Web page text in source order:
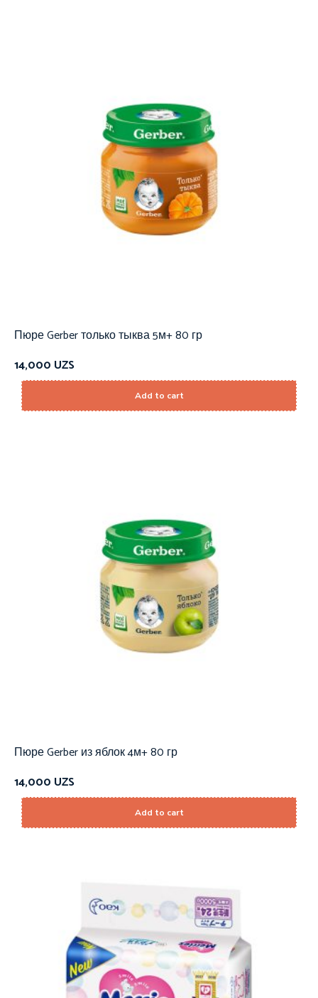
Пюре Gerber только тыква 5м+ 80 гр
14,000 UZS
Add to cart
Пюре Gerber из яблок 4м+ 80 гр
14,000 UZS
Add to cart